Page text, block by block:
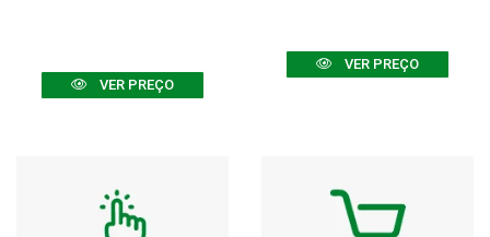
VER PREÇO
VER PREÇO